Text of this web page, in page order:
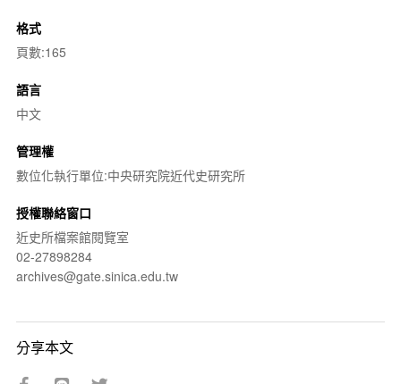
格式
頁數:165
語言
中文
管理權
數位化執行單位:中央研究院近代史研究所
授權聯絡窗口
近史所檔案館閱覽室
02-27898284
archives@gate.sinica.edu.tw
分享本文